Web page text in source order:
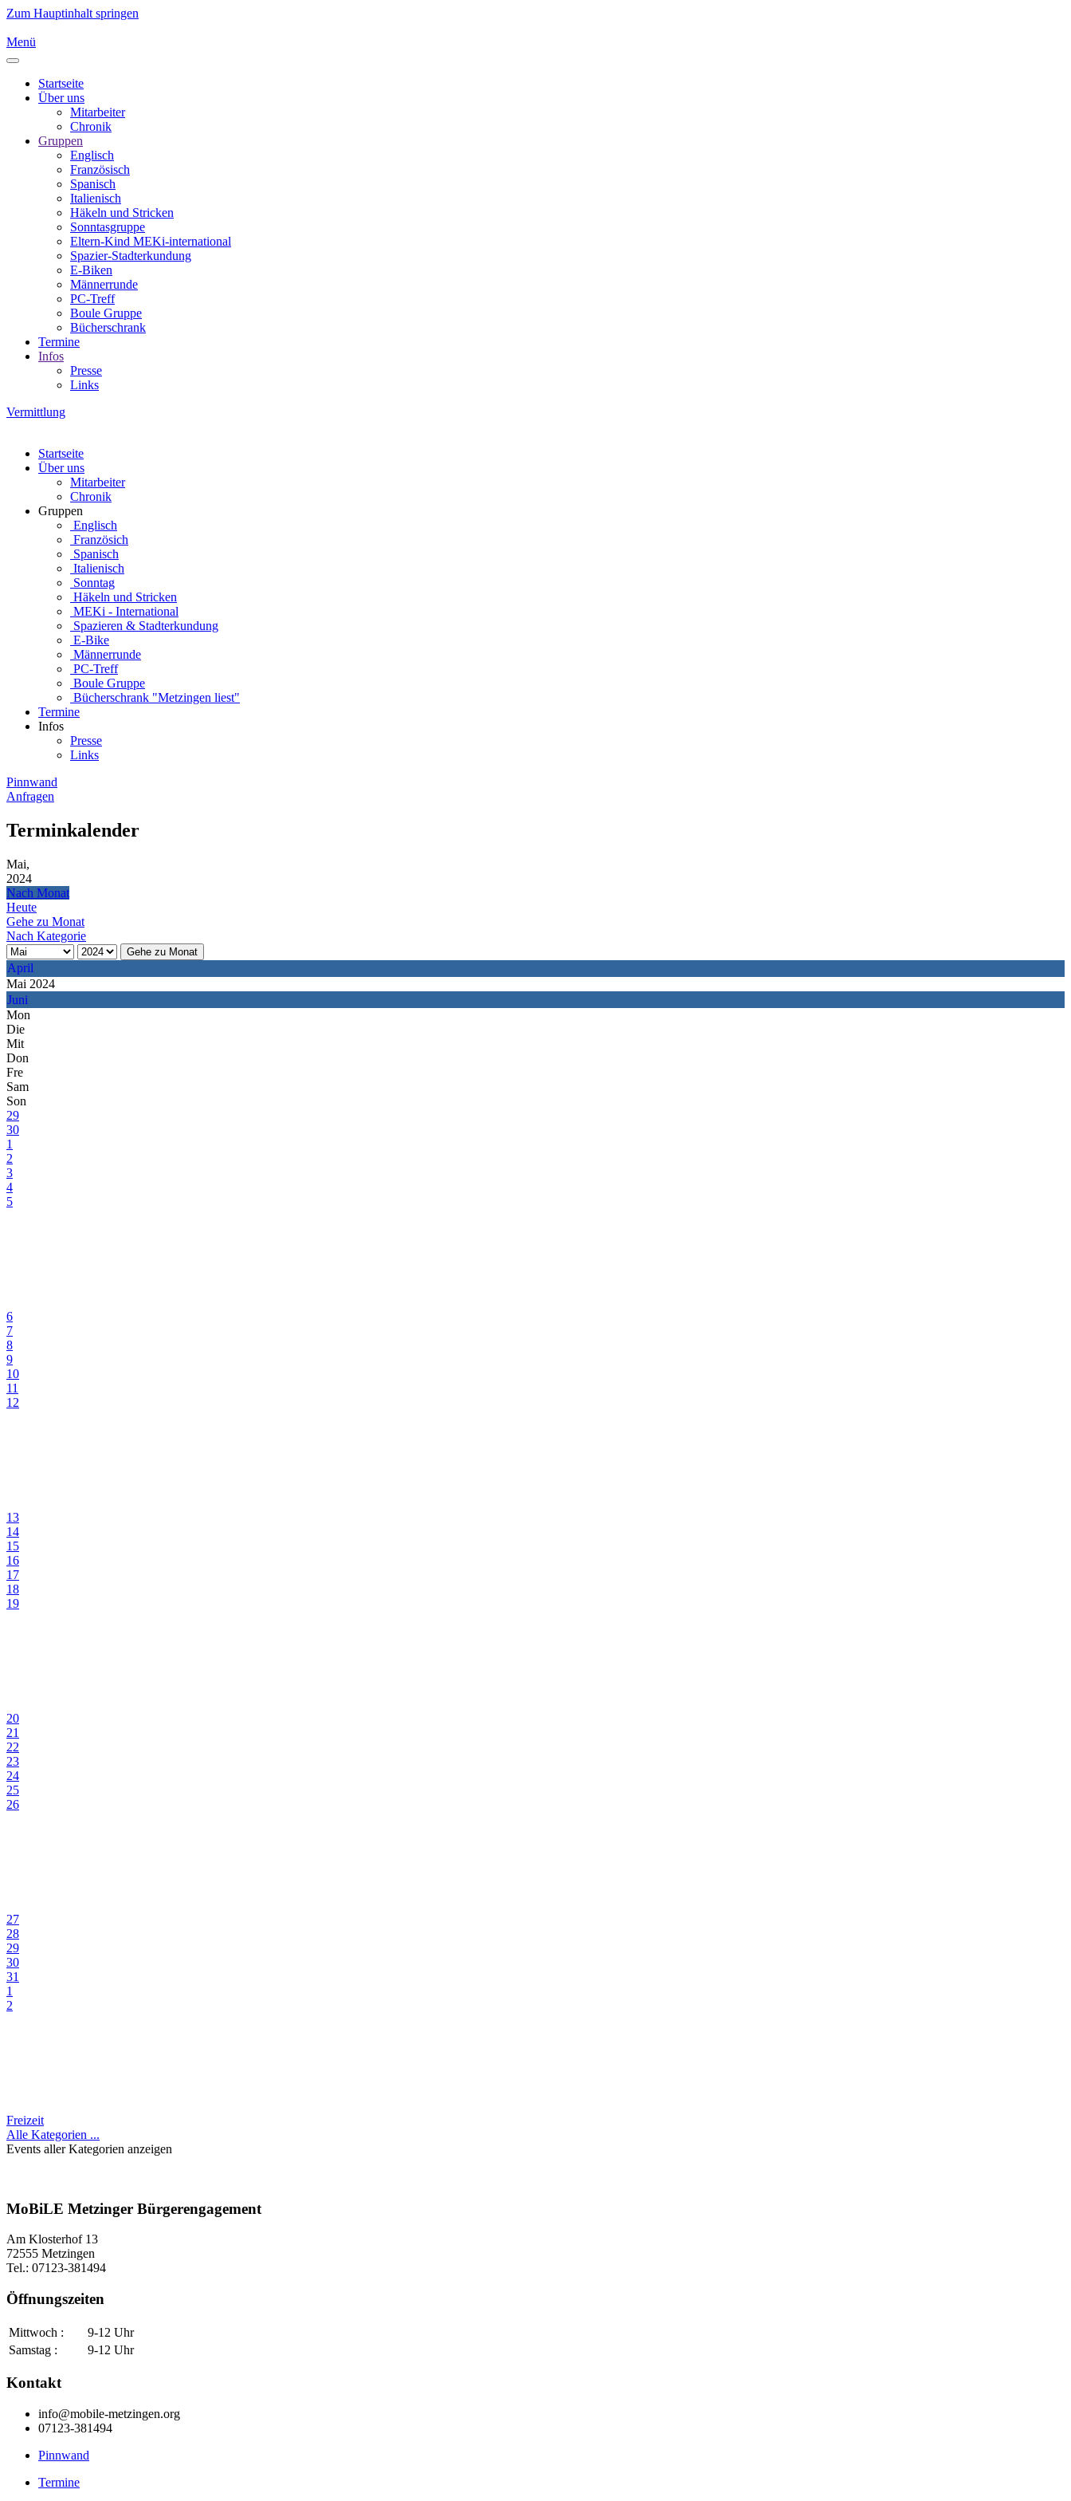
Zum Hauptinhalt springen
Menü
Startseite
Über uns
Mitarbeiter
Chronik
Gruppen
Englisch
Französisch
Spanisch
Italienisch
Häkeln und Stricken
Sonntasgruppe
Eltern-Kind MEKi-international
Spazier-Stadterkundung
E-Biken
Männerrunde
PC-Treff
Boule Gruppe
Bücherschrank
Termine
Infos
Presse
Links
Vermittlung
Startseite
Über uns
Mitarbeiter
Chronik
Gruppen
Englisch
Französich
Spanisch
Italienisch
Sonntag
Häkeln und Stricken
MEKi - International
Spazieren & Stadterkundung
E-Bike
Männerrunde
PC-Treff
Boule Gruppe
Bücherschrank "Metzingen liest"
Termine
Infos
Presse
Links
Pinnwand
Anfragen
Terminkalender
Mai,
2024
Nach Monat
Heute
Gehe zu Monat
Nach Kategorie
Gehe zu Monat
April
Mai 2024
Juni
Mon
Die
Mit
Don
Fre
Sam
Son
29
30
1
2
3
4
5
6
7
8
9
10
11
12
13
14
15
16
17
18
19
20
21
22
23
24
25
26
27
28
29
30
31
1
2
Freizeit
Alle Kategorien ...
Events aller Kategorien anzeigen
MoBiLE Metzinger Bürgerengagement
Am Klosterhof 13
72555 Metzingen
Tel.: 07123-381494
Öffnungszeiten
Mittwoch :
9-12 Uhr
Samstag :
9-12 Uhr
Kontakt
info@mobile-metzingen.org
07123-381494
Pinnwand
Termine